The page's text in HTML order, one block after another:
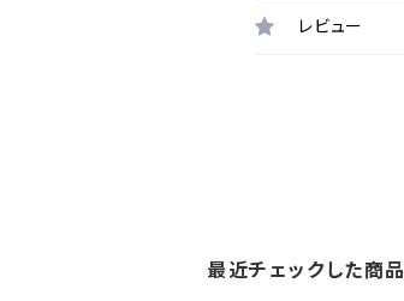
レビュー
最近チェックした商品